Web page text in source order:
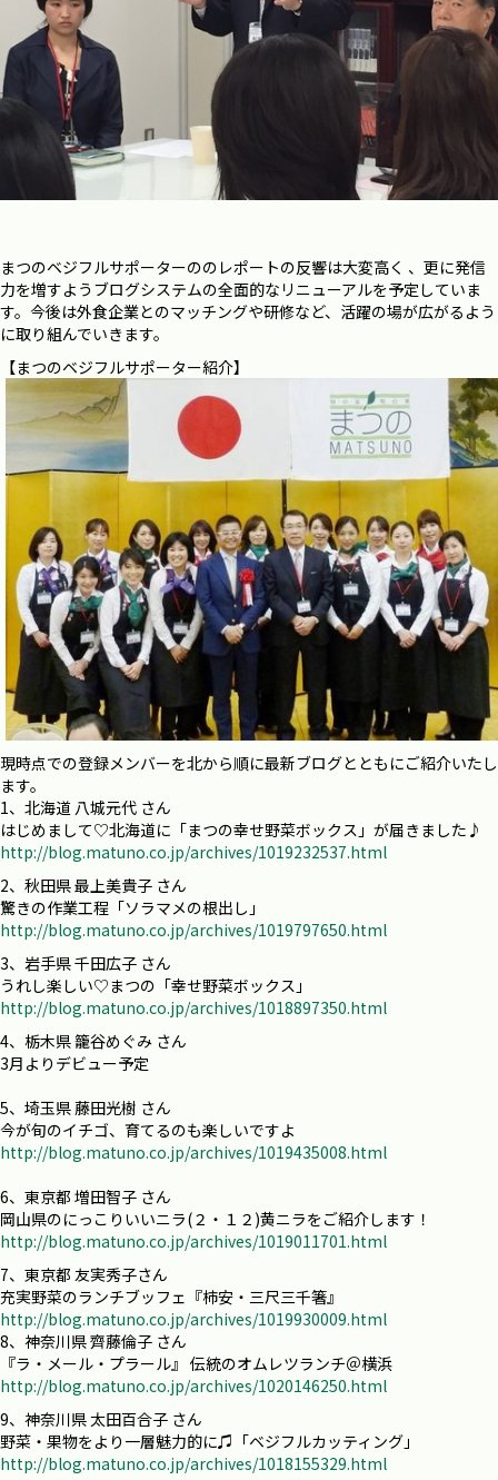
まつのベジフルサポーターののレポートの反響は大変高く 、更に発信
力を増すようブログシステムの全面的なリニューアルを予定していま
す。今後は外食企業とのマッチングや研修など、活躍の場が広がるよう
に取り組んでいきます。
【まつのベジフルサポーター紹介】
現時点での登録メンバーを北から順に最新ブログとともにご紹介いたし
ます。
1、北海道 八城元代 さん
はじめまして♡北海道に「まつの幸せ野菜ボックス」が届きました♪
http://blog.matuno.co.jp/archives/1019232537.html
2、秋田県 最上美貴子 さん
驚きの作業工程「ソラマメの根出し」
http://blog.matuno.co.jp/archives/1019797650.html
3、岩手県 千田広子 さん
うれし楽しい♡まつの「幸せ野菜ボックス」
http://blog.matuno.co.jp/archives/1018897350.html
4、栃木県 籠谷めぐみ さん
3月よりデビュー予定
5、埼玉県 藤田光樹 さん
今が旬のイチゴ、育てるのも楽しいですよ
http://blog.matuno.co.jp/archives/1019435008.html
6、東京都 増田智子 さん
岡山県のにっこりいいニラ(２・１２)黄ニラをご紹介します！
http://blog.matuno.co.jp/archives/1019011701.html
7、東京都 友実秀子さん
充実野菜のランチブッフェ『柿安・三尺三千箸』
http://blog.matuno.co.jp/archives/1019930009.html
8、神奈川県 齊藤倫子 さん
『ラ・メール・プラール』 伝統のオムレツランチ＠横浜
http://blog.matuno.co.jp/archives/1020146250.html
9、神奈川県 太田百合子 さん
野菜・果物をより一層魅力的に♫「ベジフルカッティング」
http://blog.matuno.co.jp/archives/1018155329.html